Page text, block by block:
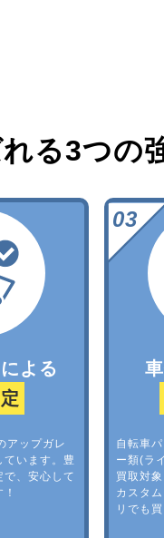
る3つの
よる
アップガレ
ています。豊
で、安心して
自転車
ー類(ラ
買取対象
カスタ
リでも